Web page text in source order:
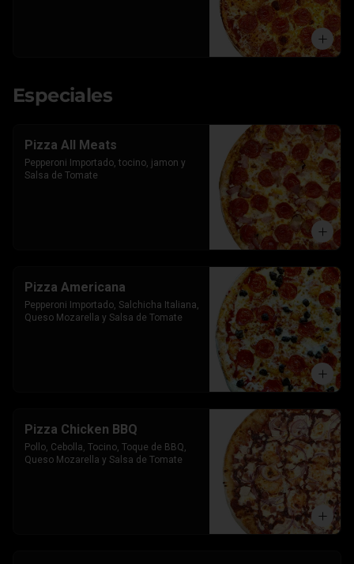
Especiales
Pizza All Meats
Pepperoni Importado, tocino, jamon y
Salsa de Tomate
Pizza Americana
Pepperoni Importado, Salchicha Italiana,
Queso Mozarella y Salsa de Tomate
Pizza Chicken BBQ
Pollo, Cebolla, Tocino, Toque de BBQ,
Queso Mozarella y Salsa de Tomate